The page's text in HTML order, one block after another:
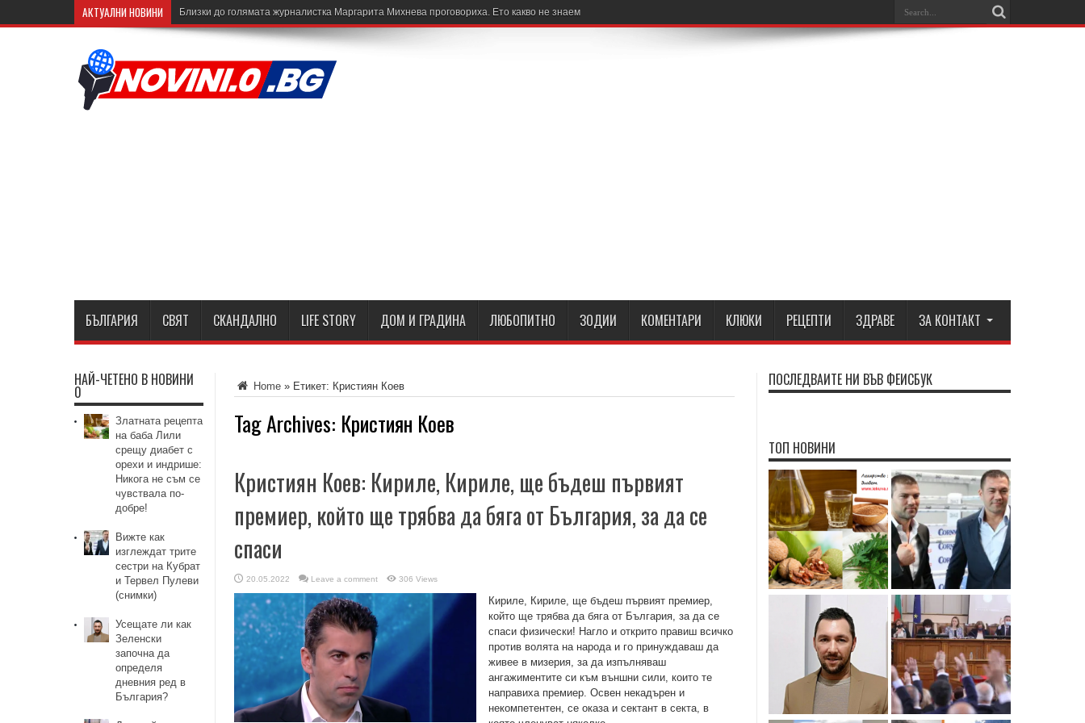
АКТУАЛНИ НОВИНИ Близки до голямата журналистка Маргарита Михнева проговориха. Ето какво не знаем
БЪЛГАРИЯ СВЯТ СКАНДАЛНО LIFE STORY ДОМ И ГРАДИНА ЛЮБОПИТНО ЗОДИИ КОМЕНТАРИ КЛЮКИ РЕЦЕПТИ ЗДРАВЕ ЗА КОНТАКТ
Home » Етикет: Кристиян Коев
Tag Archives: Кристиян Коев
Кристиян Коев: Кириле, Кириле, ще бъдеш първият
премиер, който ще трябва да бяга от България, за да се
спаси
20.05.2022 Leave a comment 306 Views
Кириле, Кириле, ще бъдеш първият премиер,
който ще трябва да бяга от България, за да се
спаси физически! Нагло и открито правиш всичко
против волята на народа и го принуждаваш да
живее в мизерия, за да изпълняваш
ангажиментите си към външни сили, които те
направиха премиер. Освен некадърен и
некомпетентен, се оказа и сектант в секта, в
НАЙ-ЧЕТЕНО В НОВИНИ
0
Златната рецепта
на баба Лили
срещу диабет с
орехи и индрише:
Никога не съм се
чувствала по-
добре!
Вижте как
изглеждат трите
сестри на Кубрат
и Тервел Пулеви
(снимки)
Усещате ли как
Зеленски
започна да
определя
дневния ред в
България?
ПОСЛЕДВАЙТЕ НИ ВЪВ ФЕЙСБУК
ТОП НОВИНИ